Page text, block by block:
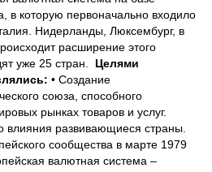
в которую первоначально входило
Нидерланды, Люксембург, в
расширение этого
уже 25 стран. Целями
• Создание
союза, способного
рынках товаров и услуг.
влияния развивающиеся страны.
сообщества в марте 1979
валютная система –